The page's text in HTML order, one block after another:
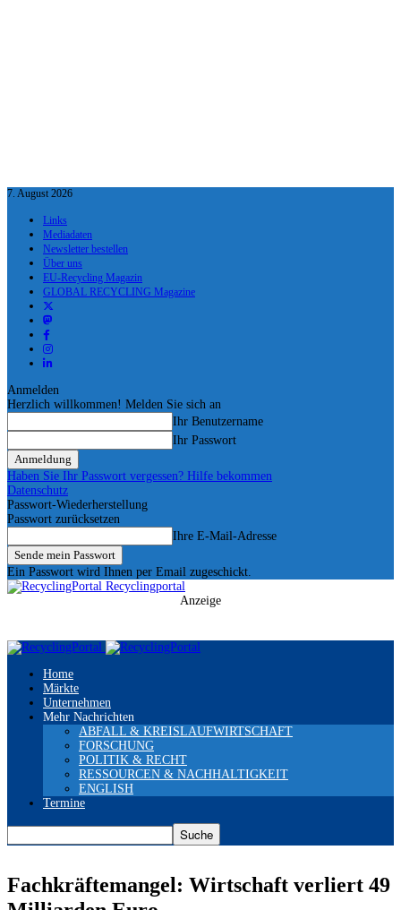
7. August 2026
Links
Mediadaten
Newsletter bestellen
Über uns
EU-Recycling Magazin
GLOBAL RECYCLING Magazine
Anmelden
Herzlich willkommen! Melden Sie sich an
Ihr Benutzername
Ihr Passwort
Haben Sie Ihr Passwort vergessen? Hilfe bekommen
Datenschutz
Passwort-Wiederherstellung
Passwort zurücksetzen
Ihre E-Mail-Adresse
Ein Passwort wird Ihnen per Email zugeschickt.
Recyclingportal
Anzeige
Home
Märkte
Unternehmen
Mehr Nachrichten
ABFALL & KREISLAUFWIRTSCHAFT
FORSCHUNG
POLITIK & RECHT
RESSOURCEN & NACHHALTIGKEIT
ENGLISH
Termine
Fachkräftemangel: Wirtschaft verliert 49